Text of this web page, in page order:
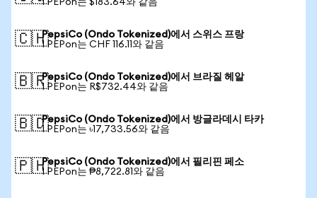
1 PEPon는 $183.64와 같음
🇨🇭PepsiCo (Ondo Tokenized)에서 스위스 프랑
1 PEPon는 CHF 116.11와 같음
🇧🇷PepsiCo (Ondo Tokenized)에서 브라질 헤알
1 PEPon는 R$732.44와 같음
🇧🇩PepsiCo (Ondo Tokenized)에서 방글라데시 타카
1 PEPon는 ৳17,733.56와 같음
🇵🇭PepsiCo (Ondo Tokenized)에서 필리핀 페소
1 PEPon는 ₱8,722.81와 같음